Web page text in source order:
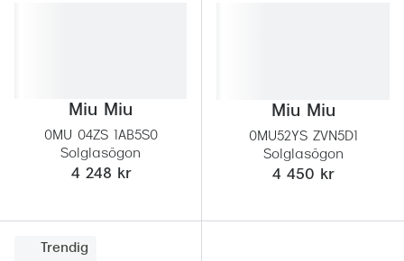
Miu Miu
0MU 04ZS 1AB5S0
Solglasögon
4 248 kr
Miu Miu
0MU52YS ZVN5D1
Solglasögon
4 450 kr
Trendig